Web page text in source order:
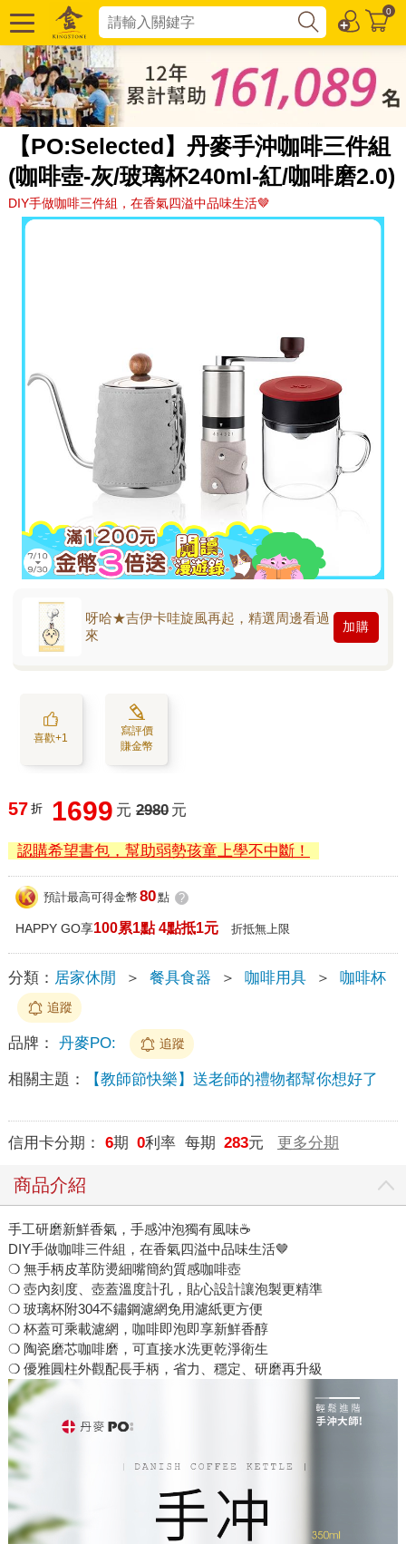
0
【PO:Selected】丹麥手沖咖啡三件組
(咖啡壺-灰/玻璃杯240ml-紅/咖啡磨2.0)
DIY手做咖啡三件組，在香氣四溢中品味生活🤎
呀哈★吉伊卡哇旋風再起，精選周邊看過
來
加購
喜歡+1
寫評價
賺金幣
57 折 1699 元 2980 元
認購希望書包，幫助弱勢孩童上學不中斷！
預計最高可得金幣 80點 ?
HAPPY GO享100累1點 4點抵1元 折抵無上限
分類： 居家休閒 ＞ 餐具食器 ＞ 咖啡用具 ＞ 咖啡杯
追蹤
品牌： 丹麥PO: 追蹤
相關主題： 【教師節快樂】送老師的禮物都幫你想好了
信用卡分期： 6期 0利率 每期 283元 更多分期
商品介紹
手工研磨新鮮香氣，手感沖泡獨有風味☕
DIY手做咖啡三件組，在香氣四溢中品味生活🤎
❍ 無手柄皮革防燙細嘴簡約質感咖啡壺
❍ 壺內刻度、壺蓋溫度計孔，貼心設計讓泡製更精準
❍ 玻璃杯附304不鏽鋼濾網免用濾紙更方便
❍ 杯蓋可乘載濾網，咖啡即泡即享新鮮香醇
❍ 陶瓷磨芯咖啡磨，可直接水洗更乾淨衛生
❍ 優雅圓柱外觀配長手柄，省力、穩定、研磨再升級